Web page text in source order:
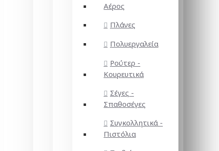
Αέρος
Πλάνες
Πολυεργαλεία
Ρούτερ -
Κουρευτικά
Σέγες -
Σπαθοσέγες
Συγκολλητικά -
Πιστόλια